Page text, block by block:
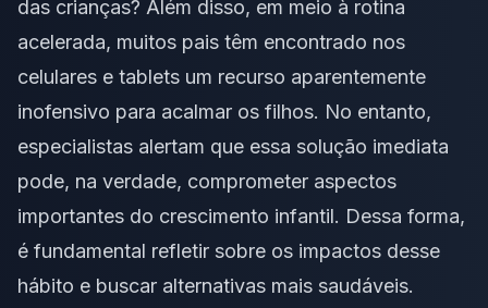
das crianças? Além disso, em meio à rotina
acelerada, muitos pais têm encontrado nos
celulares e tablets um recurso aparentemente
inofensivo para acalmar os filhos. No entanto,
especialistas alertam que essa solução imediata
pode, na verdade, comprometer aspectos
importantes do crescimento infantil. Dessa forma,
é fundamental refletir sobre os impactos desse
hábito e buscar alternativas mais saudáveis.